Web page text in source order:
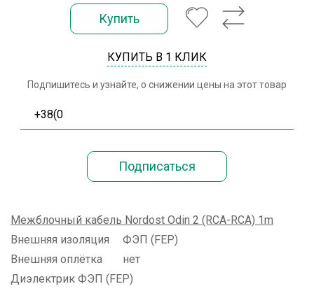
Купить
КУПИТЬ В 1 КЛИК
Подпишитесь и узнайте, о снижении цены на этот товар
Межблочный кабель Nordost Odin 2 (RCA-RCA) 1m
Внешняя изоляция
ФЭП (FEP)
Внешняя оплётка
нет
Диэлектрик ФЭП (FEP)